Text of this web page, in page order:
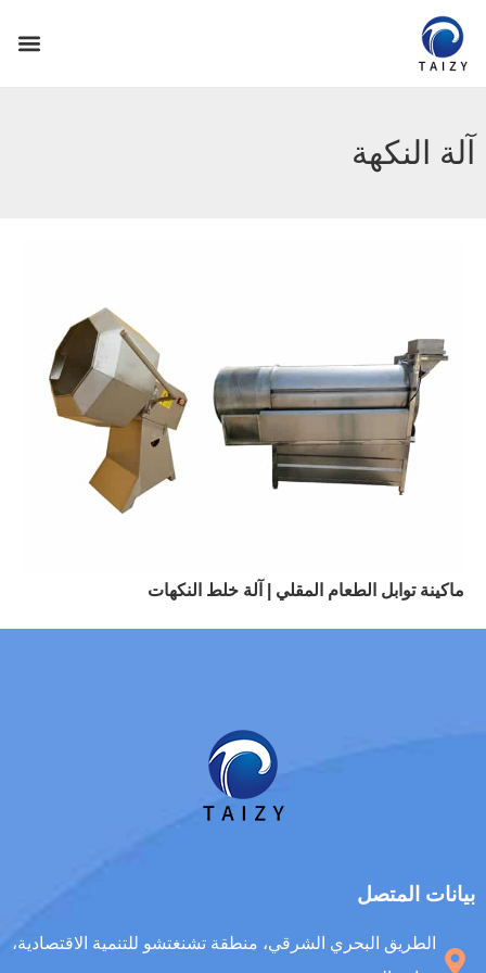
آلة النكهة
ماكينة توابل الطعام المقلي | آلة خلط النكهات
بيانات المتصل
الطريق البحري الشرقي، منطقة تشنغتشو للتنمية الاقتصادية،